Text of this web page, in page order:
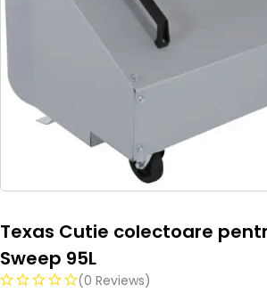
Texas Cutie colectoare
Sweep 95L
(0 Reviews)